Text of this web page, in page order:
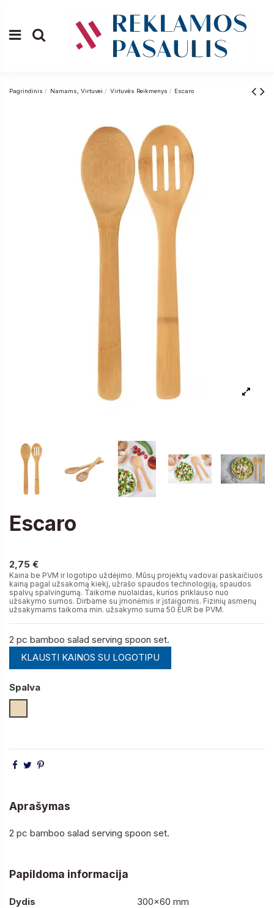
Pagrindinis Namams, Virtuvei Virtuvės Reikmenys Escaro
Escaro
2,75 €
Kaina be PVM ir logotipo uždėjimo. Mūsų projektų vadovai paskaičiuos
kainą pagal užsakomą kiekį, užrašo spaudos technologiją, spaudos
spalvų spalvingumą. Taikome nuolaidas, kurios priklauso nuo
užsakymo sumos. Dirbame su įmonėmis ir įstaigomis. Fizinių asmenų
užsakymams taikoma min. užsakymo suma 50 EUR be PVM.
2 pc bamboo salad serving spoon set.
KLAUSTI KAINOS SU LOGOTIPU
Spalva
Aprašymas
2 pc bamboo salad serving spoon set.
Papildoma informacija
Dydis
300×60 mm